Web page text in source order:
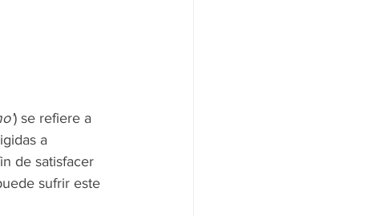
) se refiere a
a
de satisfacer
sufrir este